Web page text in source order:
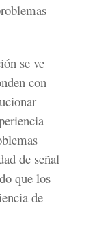
se ve
con
de señal
que los
de